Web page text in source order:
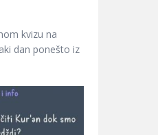
kvizu na
dan ponešto iz